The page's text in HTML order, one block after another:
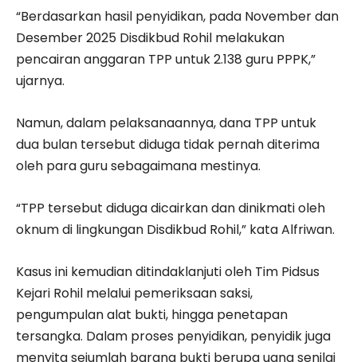
“Berdasarkan hasil penyidikan, pada November dan
Desember 2025 Disdikbud Rohil melakukan
pencairan anggaran TPP untuk 2.138 guru PPPK,”
ujarnya.
Namun, dalam pelaksanaannya, dana TPP untuk
dua bulan tersebut diduga tidak pernah diterima
oleh para guru sebagaimana mestinya.
“TPP tersebut diduga dicairkan dan dinikmati oleh
oknum di lingkungan Disdikbud Rohil,” kata Alfriwan.
Kasus ini kemudian ditindaklanjuti oleh Tim Pidsus
Kejari Rohil melalui pemeriksaan saksi,
pengumpulan alat bukti, hingga penetapan
tersangka. Dalam proses penyidikan, penyidik juga
menyita sejumlah barang bukti berupa uang senilai